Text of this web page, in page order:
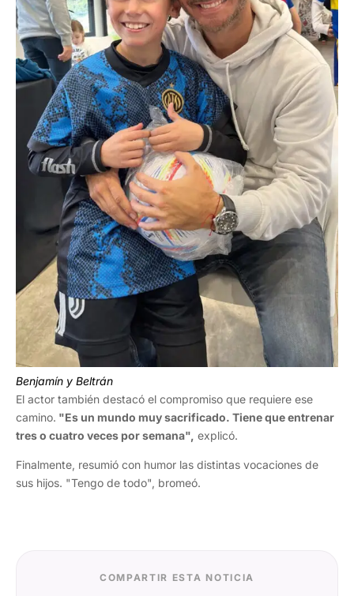
Benjamín y Beltrán
El actor también destacó el compromiso que requiere ese
camino. "Es un mundo muy sacrificado. Tiene que entrenar
tres o cuatro veces por semana", explicó.
Finalmente, resumió con humor las distintas vocaciones de
sus hijos. "Tengo de todo", bromeó.
COMPARTIR ESTA NOTICIA